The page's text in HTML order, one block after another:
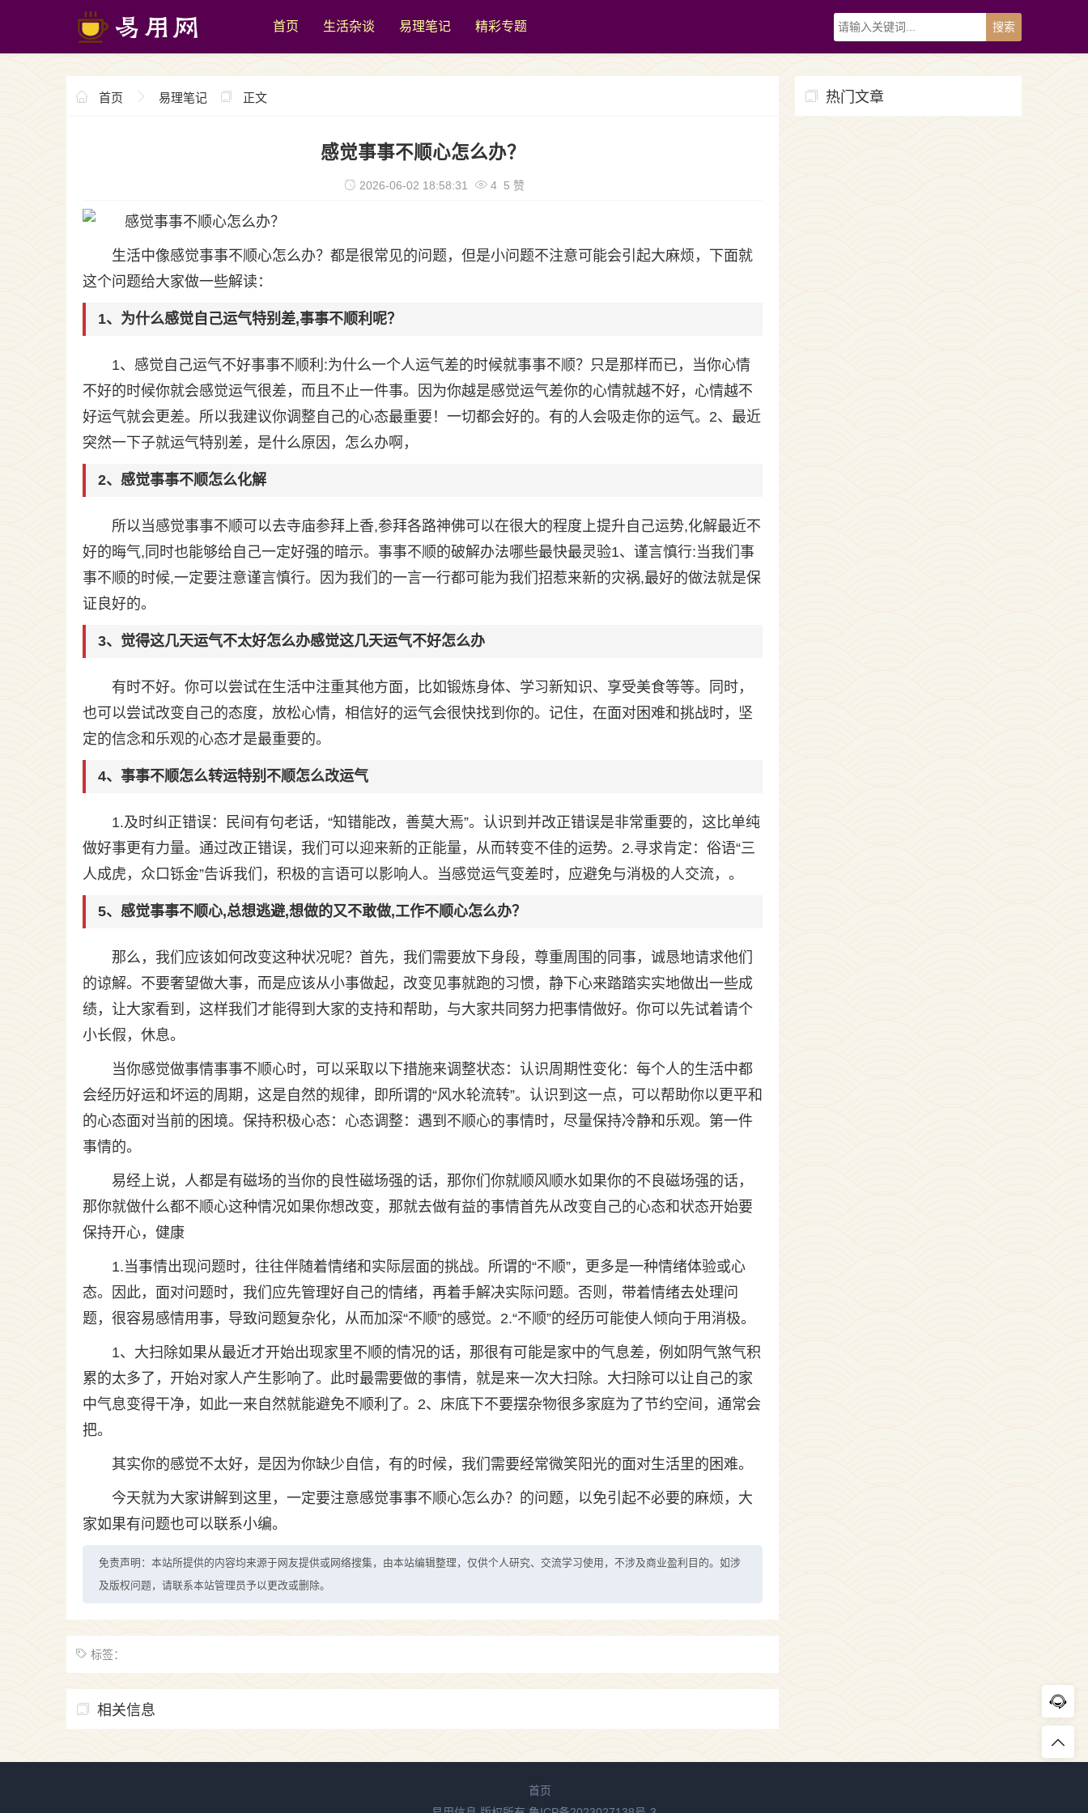
首页 生活杂谈 易理笔记 精彩专题
首页 易理笔记 正文
感觉事事不顺心怎么办？
2026-06-02 18:58:31 4 5 赞
生活中像感觉事事不顺心怎么办？都是很常见的问题，但是小问题不注意可能会引起大麻烦，下面就
这个问题给大家做一些解读：
1、为什么感觉自己运气特别差,事事不顺利呢？
1、感觉自己运气不好事事不顺利:为什么一个人运气差的时候就事事不顺？只是那样而已，当你心情
不好的时候你就会感觉运气很差，而且不止一件事。因为你越是感觉运气差你的心情就越不好，心情越不
好运气就会更差。所以我建议你调整自己的心态最重要！一切都会好的。有的人会吸走你的运气。2、最近
突然一下子就运气特别差，是什么原因，怎么办啊，
2、感觉事事不顺怎么化解
所以当感觉事事不顺可以去寺庙参拜上香,参拜各路神佛可以在很大的程度上提升自己运势,化解最近不
好的晦气,同时也能够给自己一定好强的暗示。事事不顺的破解办法哪些最快最灵验1、谨言慎行:当我们事
事不顺的时候,一定要注意谨言慎行。因为我们的一言一行都可能为我们招惹来新的灾祸,最好的做法就是保
证良好的。
3、觉得这几天运气不太好怎么办感觉这几天运气不好怎么办
有时不好。你可以尝试在生活中注重其他方面，比如锻炼身体、学习新知识、享受美食等等。同时，
也可以尝试改变自己的态度，放松心情，相信好的运气会很快找到你的。记住，在面对困难和挑战时，坚
定的信念和乐观的心态才是最重要的。
4、事事不顺怎么转运特别不顺怎么改运气
1.及时纠正错误：民间有句老话，“知错能改，善莫大焉”。认识到并改正错误是非常重要的，这比单纯
做好事更有力量。通过改正错误，我们可以迎来新的正能量，从而转变不佳的运势。2.寻求肯定：俗语“三
人成虎，众口铄金”告诉我们，积极的言语可以影响人。当感觉运气变差时，应避免与消极的人交流，。
5、感觉事事不顺心,总想逃避,想做的又不敢做,工作不顺心怎么办？
那么，我们应该如何改变这种状况呢？首先，我们需要放下身段，尊重周围的同事，诚恳地请求他们
的谅解。不要奢望做大事，而是应该从小事做起，改变见事就跑的习惯，静下心来踏踏实实地做出一些成
绩，让大家看到，这样我们才能得到大家的支持和帮助，与大家共同努力把事情做好。你可以先试着请个
小长假，休息。
当你感觉做事情事事不顺心时，可以采取以下措施来调整状态：认识周期性变化：每个人的生活中都
会经历好运和坏运的周期，这是自然的规律，即所谓的“风水轮流转”。认识到这一点，可以帮助你以更平和
的心态面对当前的困境。保持积极心态：心态调整：遇到不顺心的事情时，尽量保持冷静和乐观。第一件
事情的。
易经上说，人都是有磁场的当你的良性磁场强的话，那你们你就顺风顺水如果你的不良磁场强的话，
那你就做什么都不顺心这种情况如果你想改变，那就去做有益的事情首先从改变自己的心态和状态开始要
保持开心，健康
1.当事情出现问题时，往往伴随着情绪和实际层面的挑战。所谓的“不顺”，更多是一种情绪体验或心
态。因此，面对问题时，我们应先管理好自己的情绪，再着手解决实际问题。否则，带着情绪去处理问
题，很容易感情用事，导致问题复杂化，从而加深“不顺”的感觉。2.“不顺”的经历可能使人倾向于用消极。
1、大扫除如果从最近才开始出现家里不顺的情况的话，那很有可能是家中的气息差，例如阴气煞气积
累的太多了，开始对家人产生影响了。此时最需要做的事情，就是来一次大扫除。大扫除可以让自己的家
中气息变得干净，如此一来自然就能避免不顺利了。2、床底下不要摆杂物很多家庭为了节约空间，通常会
把。
其实你的感觉不太好，是因为你缺少自信，有的时候，我们需要经常微笑阳光的面对生活里的困难。
今天就为大家讲解到这里，一定要注意感觉事事不顺心怎么办？的问题，以免引起不必要的麻烦，大
家如果有问题也可以联系小编。
免责声明：本站所提供的内容均来源于网友提供或网络搜集，由本站编辑整理，仅供个人研究、交流学习使用，不涉及商业盈利目的。如涉
及版权问题，请联系本站管理员予以更改或删除。
标签：
相关信息
热门文章
首页